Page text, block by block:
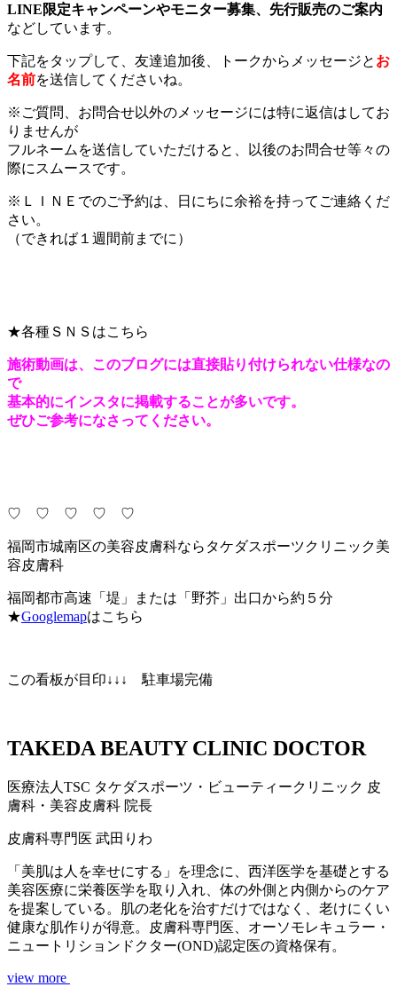
LINE限定キャンペーンやモニター募集、先行販売のご案内
などしています。
下記をタップして、友達追加後、トークからメッセージと お
名前を送信してくださいね。
※ご質問、お問合せ以外のメッセージには特に返信はしてお
りませんが
フルネームを送信していただけると、以後のお問合せ等々の
際にスムースです。
※ＬＩＮＥでのご予約は、日にちに余裕を持ってご連絡くだ
さい。
（できれば１週間前までに）
★各種ＳＮＳはこちら
施術動画は、このブログには直接貼り付けられない仕様なの
で
基本的にインスタに掲載することが多いです。
ぜひご参考になさってください。
♡ ♡ ♡ ♡ ♡
福岡市城南区の美容皮膚科ならタケダスポーツクリニック美
容皮膚科
福岡都市高速「堤」または「野芥」出口から約５分
★Googlemapはこちら
この看板が目印↓↓↓ 駐車場完備
TAKEDA BEAUTY CLINIC DOCTOR
医療法人TSC タケダスポーツ・ビューティークリニック 皮
膚科・美容皮膚科 院長
皮膚科専門医 武田りわ
「美肌は人を幸せにする」を理念に、西洋医学を基礎とする
美容医療に栄養医学を取り入れ、体の外側と内側からのケア
を提案している。肌の老化を治すだけではなく、老けにくい
健康な肌作りが得意。皮膚科専門医、オーソモレキュラー・
ニュートリションドクター(OND)認定医の資格保有。
view more